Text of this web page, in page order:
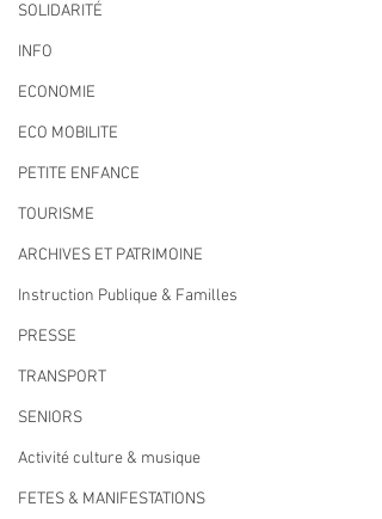
SOLIDARITÉ
INFO
ECONOMIE
ECO MOBILITE
PETITE ENFANCE
TOURISME
ARCHIVES ET PATRIMOINE
Instruction Publique & Familles
PRESSE
TRANSPORT
SENIORS
Activité culture & musique
FETES & MANIFESTATIONS